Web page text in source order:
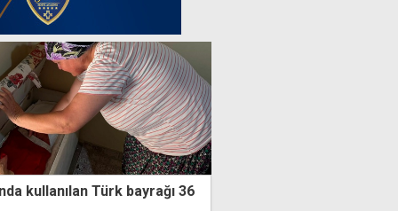
kullanılan Türk bayrağı 36